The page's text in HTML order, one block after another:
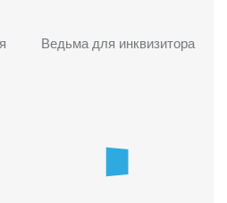
Ведьма для инквизитора